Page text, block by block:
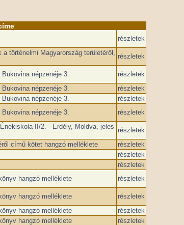
részletek
történelmi Magyarország területéről, részletek
népzenéje 3.
részletek
népzenéje 3.
részletek
népzenéje 3.
részletek
népzenéje 3.
részletek
II/2. - Erdély, Moldva, jeles részletek
című kötet hangzó melléklete
részletek
részletek
részletek
hangzó melléklete
részletek
hangzó melléklete
részletek
hangzó melléklete
részletek
hangzó melléklete
részletek